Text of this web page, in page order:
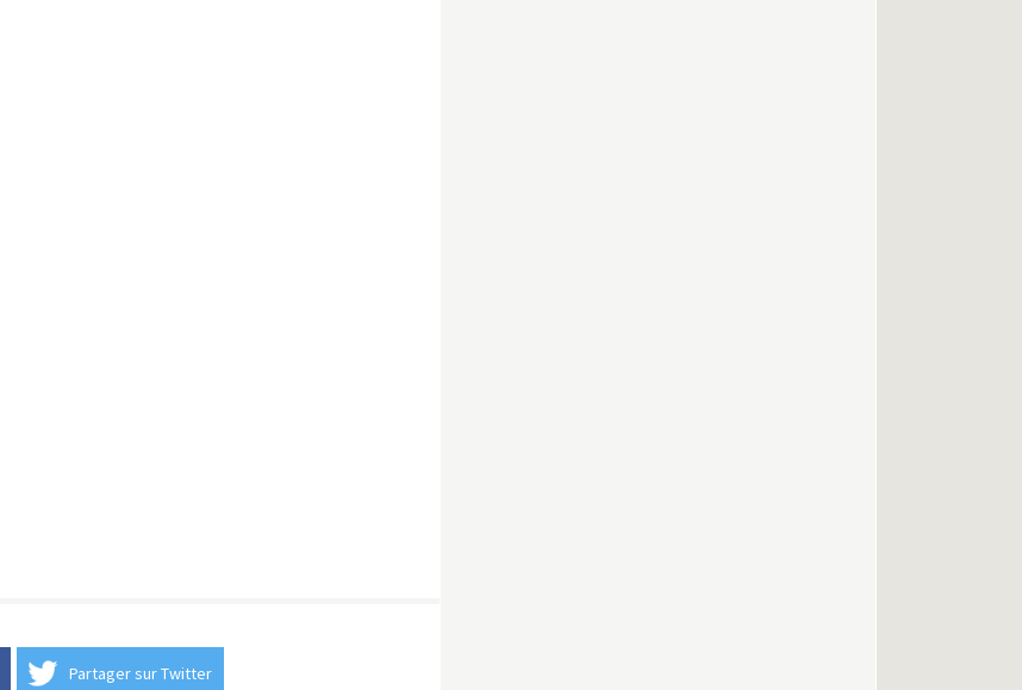
Partager sur Twitter